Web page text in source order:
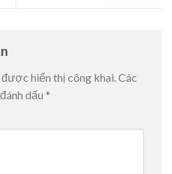
hiển thị công khai. Các
dấu *